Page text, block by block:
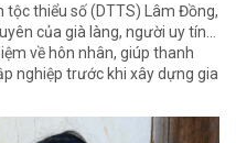
tộc thiểu số (DTTS) Lâm Đồng,
của già làng, người uy tín…
về hôn nhân, giúp thanh
nghiệp trước khi xây dựng gia